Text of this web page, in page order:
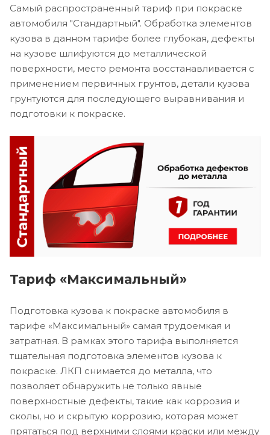
Самый распространенный тариф при покраске
автомобиля "Стандартный". Обработка элементов
кузова в данном тарифе более глубокая, дефекты
на кузове шлифуются до металлической
поверхности, место ремонта восстанавливается с
применением первичных грунтов, детали кузова
грунтуются для последующего выравнивания и
подготовки к покраске.
Тариф «Максимальный»
Подготовка кузова к покраске автомобиля в
тарифе «Максимальный» самая трудоемкая и
затратная. В рамках этого тарифа выполняется
тщательная подготовка элементов кузова к
покраске. ЛКП снимается до металла, что
позволяет обнаружить не только явные
поверхностные дефекты, такие как коррозия и
сколы, но и скрытую коррозию, которая может
прятаться под верхними слоями краски или между